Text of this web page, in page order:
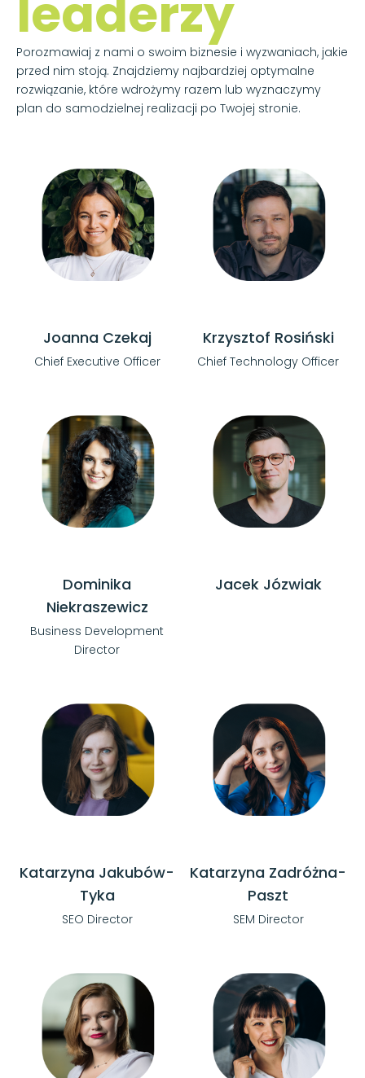
leaderzy
Porozmawiaj z nami o swoim biznesie i wyzwaniach, jakie
przed nim stoją. Znajdziemy najbardziej optymalne
rozwiązanie, które wdrożymy razem lub wyznaczymy
plan do samodzielnej realizacji po Twojej stronie.
Joanna Czekaj
Chief Executive Officer
Krzysztof Rosiński
Chief Technology Officer
Dominika
Niekraszewicz
Business Development
Director
Jacek Józwiak
Katarzyna Jakubów-
Tyka
SEO Director
Katarzyna Zadróżna-
Paszt
SEM Director